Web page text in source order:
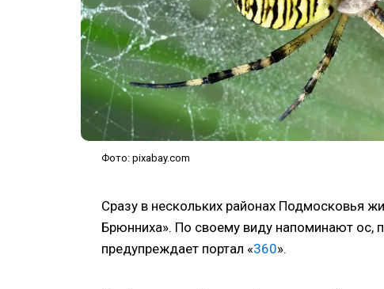
Фото: pixabay.com
Сразу в нескольких районах Подмосковья
Брюнниха». По своему виду напоминают ос,
предупреждает портал «360».